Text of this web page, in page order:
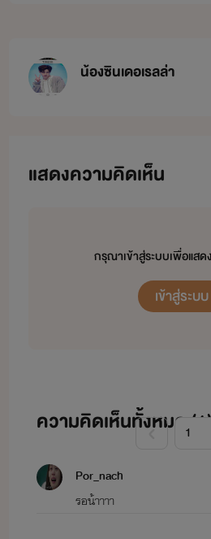
น้องซินเดอเรลล่า
แสดงความคิดเห็น
กรุณาเข้าสู่ระบบเพื่อแส
เข้าสู่ระบบ
ความคิดเห็นทั้งหมด (1)
Por_nach
รอน้าาาา